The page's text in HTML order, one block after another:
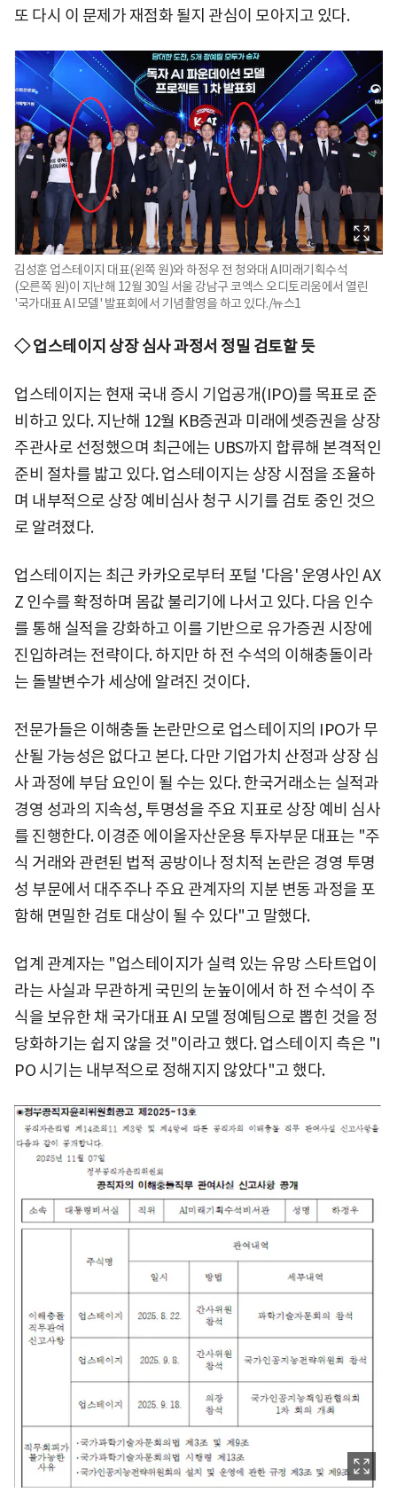
또 다시 이 문제가 재점화 될지 관심이 모아지고 있다.
김성훈 업스테이지 대표(왼쪽 원)와 하정우 전 청와대 AI미래기획수석
(오른쪽 원)이 지난해 12월 30일 서울 강남구 코엑스 오디토리움에서 열린
'국가대표 AI 모델' 발표회에서 기념촬영을 하고 있다./뉴스1
◇ 업스테이지 상장 심사 과정서 정밀 검토할 듯
업스테이지는 현재 국내 증시 기업공개(IPO)를 목표로 준
비하고 있다. 지난해 12월 KB증권과 미래에셋증권을 상장
주관사로 선정했으며 최근에는 UBS까지 합류해 본격적인
준비 절차를 밟고 있다. 업스테이지는 상장 시점을 조율하
며 내부적으로 상장 예비심사 청구 시기를 검토 중인 것으
로 알려졌다.
업스테이지는 최근 카카오로부터 포털 '다음' 운영사인 AX
Z 인수를 확정하며 몸값 불리기에 나서고 있다. 다음 인수
를 통해 실적을 강화하고 이를 기반으로 유가증권 시장에
진입하려는 전략이다. 하지만 하 전 수석의 이해충돌이라
는 돌발변수가 세상에 알려진 것이다.
전문가들은 이해충돌 논란만으로 업스테이지의 IPO가 무
산될 가능성은 없다고 본다. 다만 기업가치 산정과 상장 심
사 과정에 부담 요인이 될 수는 있다. 한국거래소는 실적과
경영 성과의 지속성, 투명성을 주요 지표로 상장 예비 심사
를 진행한다. 이경준 에이올자산운용 투자부문 대표는 "주
식 거래와 관련된 법적 공방이나 정치적 논란은 경영 투명
성 부문에서 대주주나 주요 관계자의 지분 변동 과정을 포
함해 면밀한 검토 대상이 될 수 있다"고 말했다.
업계 관계자는 "업스테이지가 실력 있는 유망 스타트업이
라는 사실과 무관하게 국민의 눈높이에서 하 전 수석이 주
식을 보유한 채 국가대표 AI 모델 정예팀으로 뽑힌 것을 정
당화하기는 쉽지 않을 것"이라고 했다. 업스테이지 측은 "I
PO 시기는 내부적으로 정해지지 않았다"고 했다.